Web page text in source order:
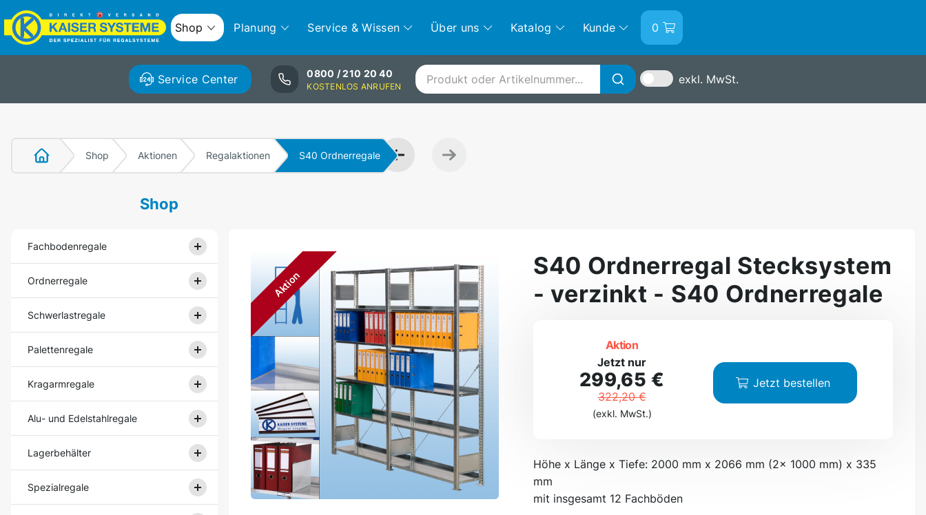
Shop Planung Service & Wissen Über uns Katalog Kunde
Anmelden
0
Service Center 0800 / 210 20 40
KOSTENLOS ANRUFEN
exkl. MwSt.
Shop Aktionen Regalaktionen S40 Ordnerregale
Shop
Fachbodenregale
Ordnerregale
Schwerlastregale
Palettenregale
Kragarmregale
Alu- und Edelstahlregale
Lagerbehälter
Spezialregale
Aktion
S40 Ordnerregal Stecksystem
- verzinkt - S40 Ordnerregale
Aktion
Jetzt nur
299,65 €
322,20 €
(exkl. MwSt.)
Jetzt bestellen
Höhe x Länge x Tiefe: 2000 mm x 2066 mm (2x 1000 mm) x 335
mm
mit insgesamt 12 Fachböden